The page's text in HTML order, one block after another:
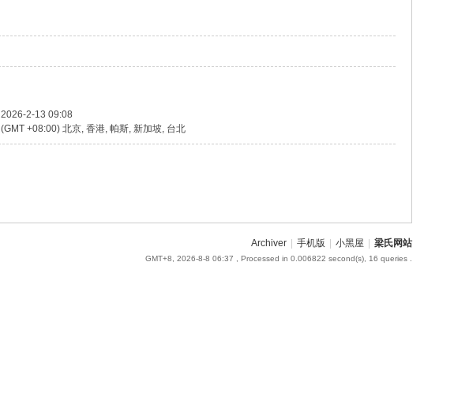
2026-2-13 09:08
(GMT +08:00) 北京, 香港, 帕斯, 新加坡, 台北
Archiver 手机版 小黑屋 梁氏网站
GMT+8, 2026-8-8 06:37 , Processed in 0.006822 second(s), 16 queries .